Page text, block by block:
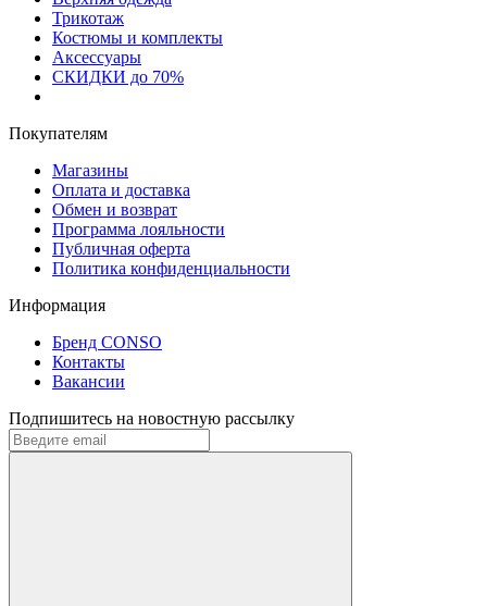
Трикотаж
Костюмы и комплекты
Аксессуары
СКИДКИ до 70%
Покупателям
Магазины
Оплата и доставка
Обмен и возврат
Программа лояльности
Публичная оферта
Политика конфиденциальности
Информация
Бренд CONSO
Контакты
Вакансии
Подпишитесь на новостную рассылку